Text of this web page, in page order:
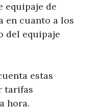
equipaje de
en cuanto a los
del equipaje
estas
tarifas
hora.